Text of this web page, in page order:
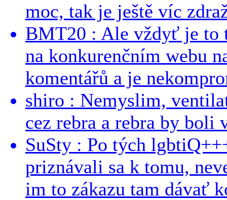
moc, tak je ještě víc
BMT20 : Ale vždyť je to
na konkurenčním webu
komentářů a je
shiro : Nemyslim,
cez rebra a rebra by boli
SuSty : Po tých
priznávali sa k tomu,
im to zákazu tam dávať